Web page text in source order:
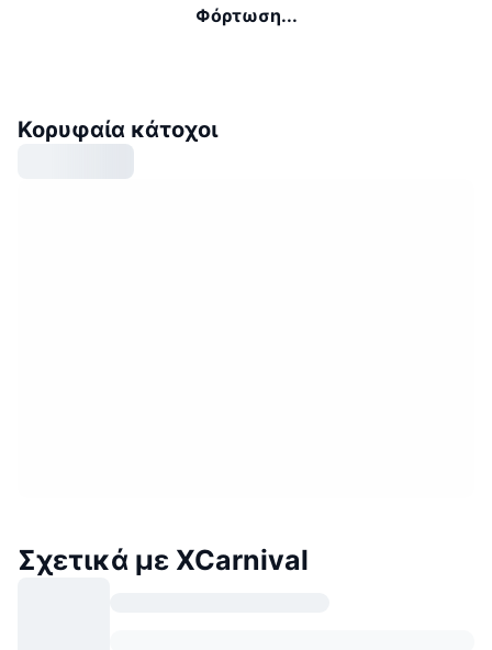
Φόρτωση...
Κορυφαία κάτοχοι
Σχετικά με XCarnival